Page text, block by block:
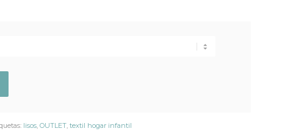
lisos, OUTLET, textil hogar infantil